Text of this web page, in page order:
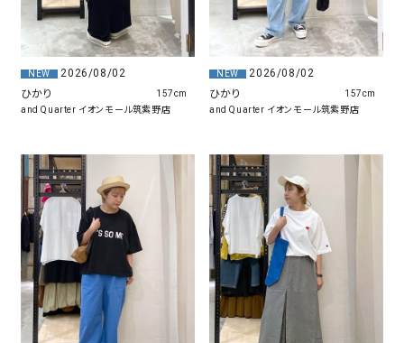
NEW
2026/08/02
ひかり
and Quarter イオンモール筑紫野店
157cm
NEW
2026/08/02
ひかり
and Quarter イオンモール筑紫野店
157cm